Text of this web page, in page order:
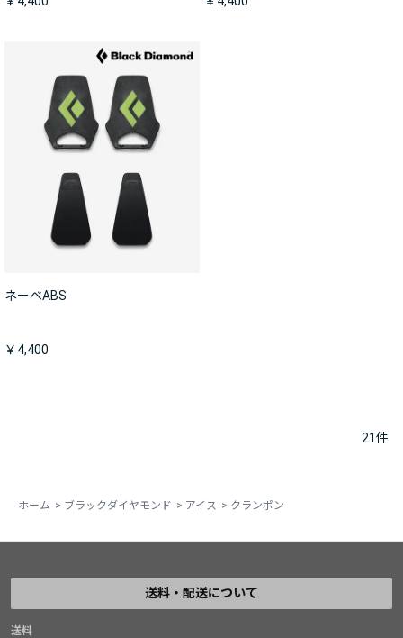
ネーベABS
￥4,400
21件
ホーム > ブラックダイヤモンド > アイス > クランポン
送料・配送について
送料